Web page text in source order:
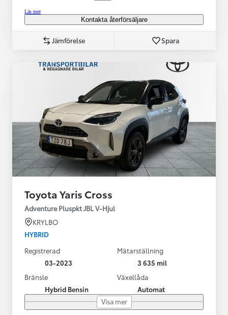
Läs mer
Kontakta återförsäljare
Jämförelse Spara
Toyota Yaris Cross
Adventure Pluspkt JBL V-Hjul
KRYLBO
HYBRID
Registrerad
03-2023
Mätarställning
3 635 mil
Bränsle
Hybrid Bensin
Växellåda
Automat
Visa mer